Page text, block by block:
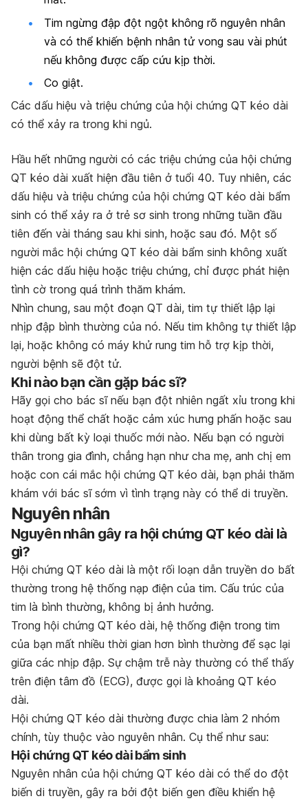
Tim ngừng đập đột ngột không rõ nguyên nhân
và có thể khiến bệnh nhân tử vong sau vài phút
nếu không được cấp cứu kịp thời.
Co giật.
Các dấu hiệu và triệu chứng của hội chứng QT kéo dài
có thể xảy ra trong khi ngủ.
Hầu hết những người có các triệu chứng của hội chứng
QT kéo dài xuất hiện đầu tiên ở tuổi 40. Tuy nhiên, các
dấu hiệu và triệu chứng của hội chứng QT kéo dài bẩm
sinh có thể xảy ra ở trẻ sơ sinh trong những tuần đầu
tiên đến vài tháng sau khi sinh, hoặc sau đó. Một số
người mắc hội chứng QT kéo dài bẩm sinh không xuất
hiện các dấu hiệu hoặc triệu chứng, chỉ được phát hiện
tình cờ trong quá trình thăm khám.
Nhìn chung, sau một đoạn QT dài, tim tự thiết lập lại
nhịp đập bình thường của nó. Nếu tim không tự thiết lập
lại, hoặc không có máy khử rung tim hỗ trợ kịp thời,
người bệnh sẽ đột tử.
Khi nào bạn cần gặp bác sĩ?
Hãy gọi cho bác sĩ nếu bạn đột nhiên ngất xỉu trong khi
hoạt động thể chất hoặc cảm xúc hưng phấn hoặc sau
khi dùng bất kỳ loại thuốc mới nào. Nếu bạn có người
thân trong gia đình, chẳng hạn như cha mẹ, anh chị em
hoặc con cái mắc hội chứng QT kéo dài, bạn phải thăm
khám với bác sĩ sớm vì tình trạng này có thể di truyền.
Nguyên nhân
Nguyên nhân gây ra hội chứng QT kéo dài là
gì?
Hội chứng QT kéo dài là một rối loạn dẫn truyền do bất
thường trong hệ thống nạp điện của tim. Cấu trúc của
tim là bình thường, không bị ảnh hưởng.
Trong hội chứng QT kéo dài, hệ thống điện trong tim
của bạn mất nhiều thời gian hơn bình thường để sạc lại
giữa các nhịp đập. Sự chậm trễ này thường có thể thấy
trên điện tâm đồ (ECG), được gọi là khoảng QT kéo
dài.
Hội chứng QT kéo dài thường được chia làm 2 nhóm
chính, tùy thuộc vào nguyên nhân. Cụ thể như sau:
Hội chứng QT kéo dài bẩm sinh
Nguyên nhân của hội chứng QT kéo dài có thể do đột
biến di truyền, gây ra bởi đột biến gen điều khiển hệ